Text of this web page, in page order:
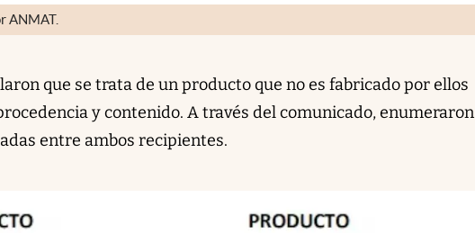
ANMAT.
que se trata de un producto que no es fabricado por ellos
y contenido. A través del comunicado, enumeraron
entre ambos recipientes.